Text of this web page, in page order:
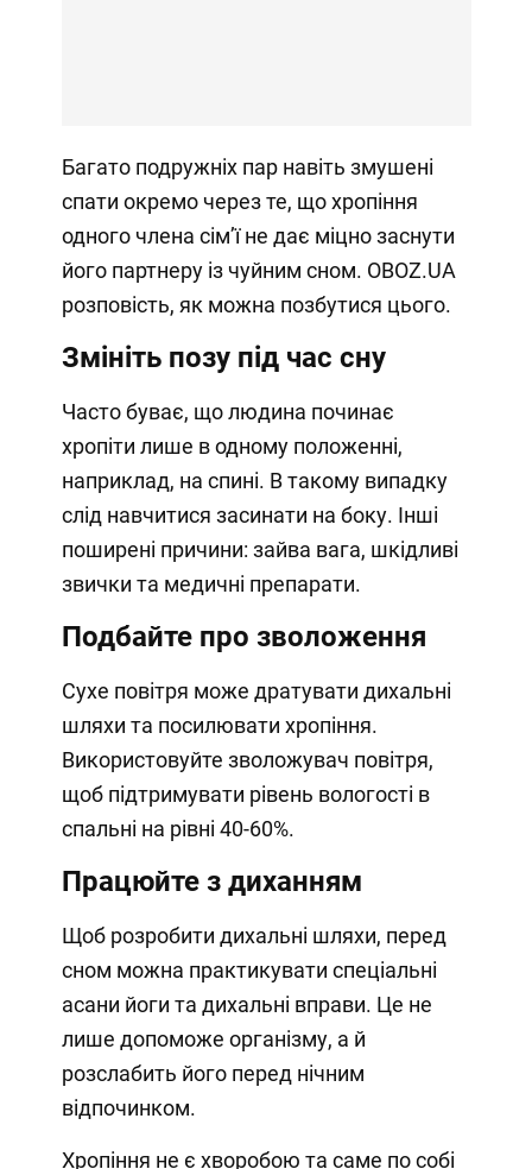
Багато подружніх пар навіть змушені
спати окремо через те, що хропіння
одного члена сімʼї не дає міцно заснути
його партнеру із чуйним сном. OBOZ.UA
розповість, як можна позбутися цього.
Змініть позу під час сну
Часто буває, що людина починає
хропіти лише в одному положенні,
наприклад, на спині. В такому випадку
слід навчитися засинати на боку. Інші
поширені причини: зайва вага, шкідливі
звички та медичні препарати.
Подбайте про зволоження
Сухе повітря може дратувати дихальні
шляхи та посилювати хропіння.
Використовуйте зволожувач повітря,
щоб підтримувати рівень вологості в
спальні на рівні 40-60%.
Працюйте з диханням
Щоб розробити дихальні шляхи, перед
сном можна практикувати спеціальні
асани йоги та дихальні вправи. Це не
лише допоможе організму, а й
розслабить його перед нічним
відпочинком.
Хропіння не є хворобою та саме по собі